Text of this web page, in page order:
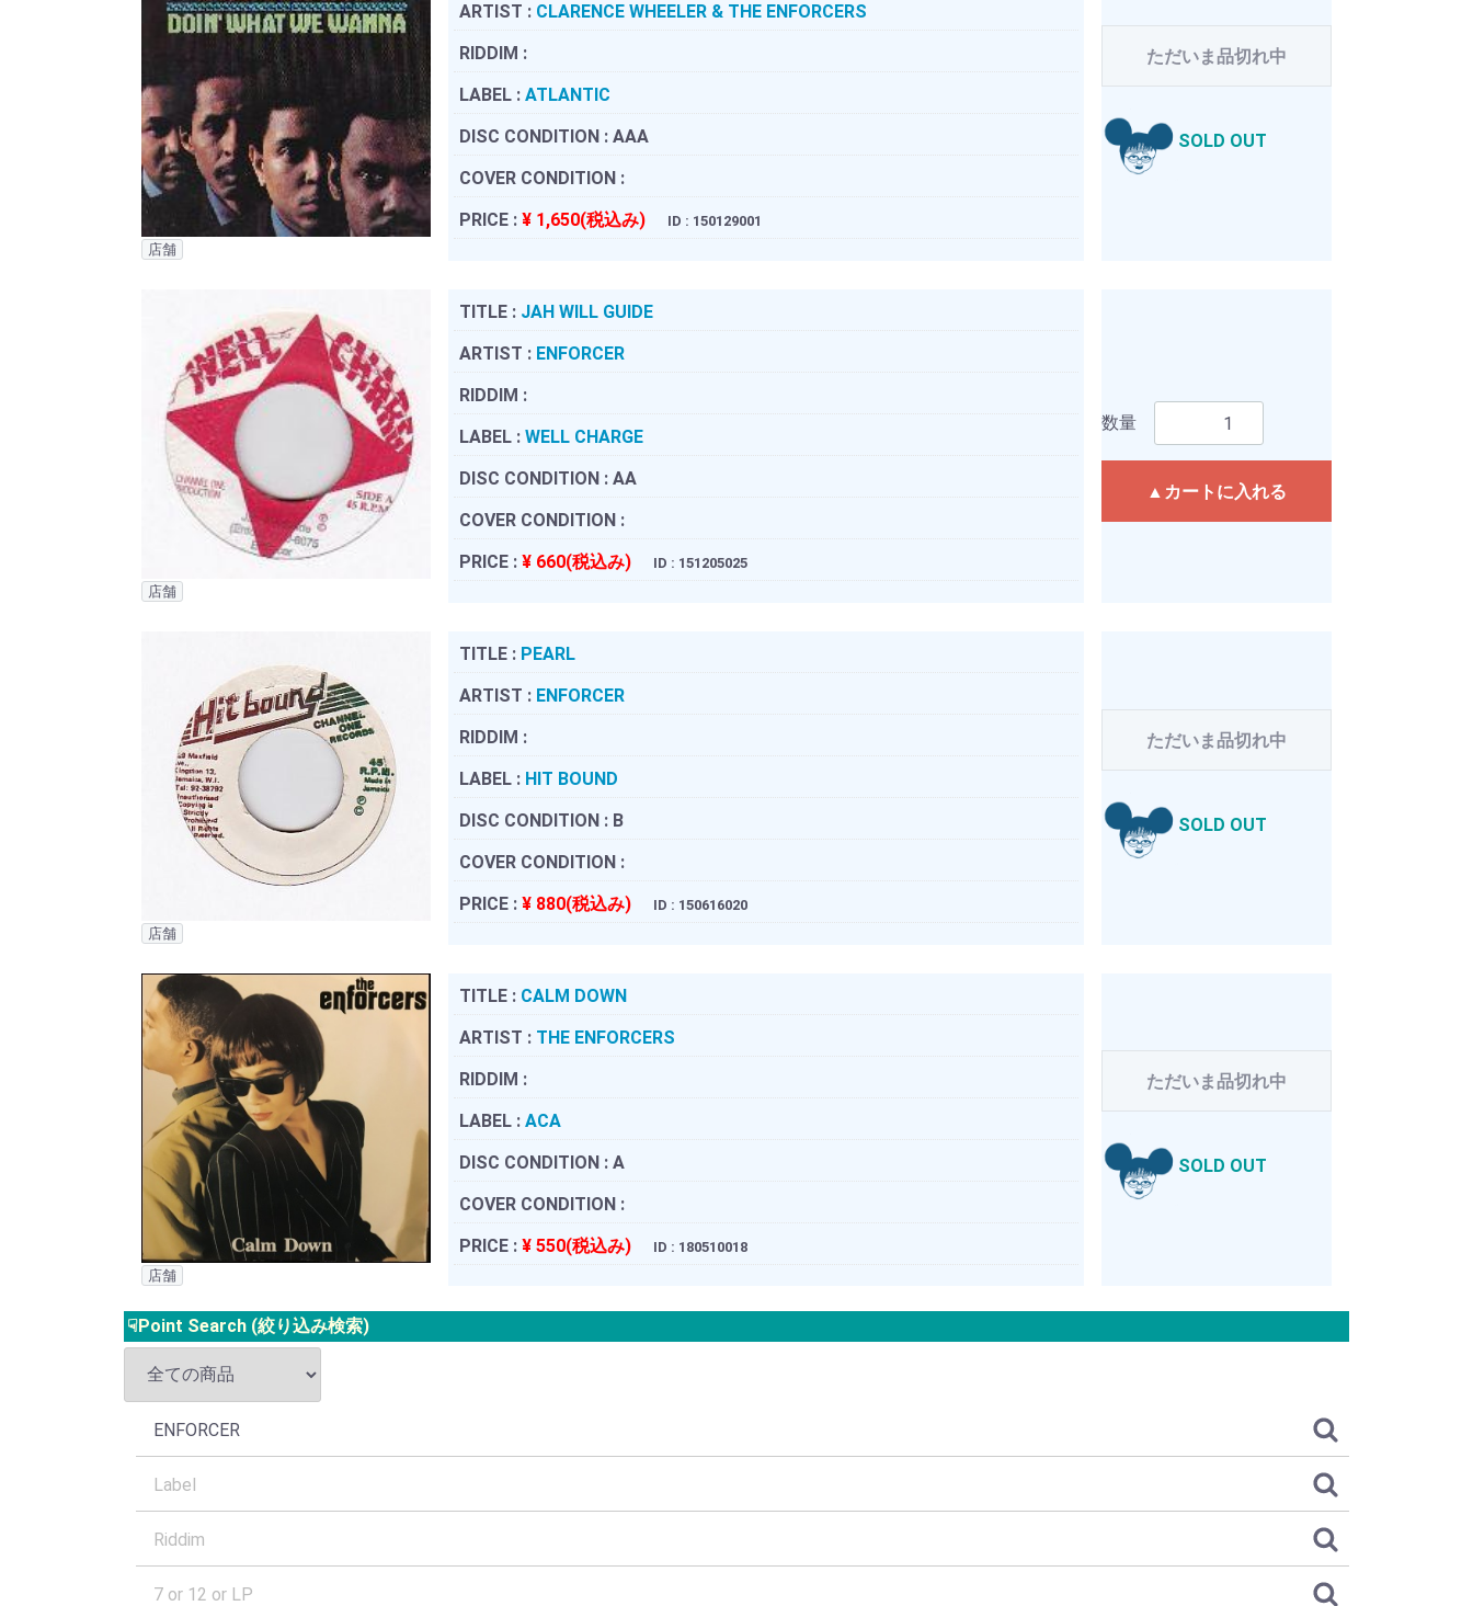
店舗
ARTIST : CLARENCE WHEELER & THE ENFORCERS
RIDDIM :
LABEL : ATLANTIC
DISC CONDITION : AAA
COVER CONDITION :
PRICE : ¥ 1,650(税込み) ID : 150129001
ただいま品切れ中
SOLD OUT
店舗
TITLE : JAH WILL GUIDE
ARTIST : ENFORCER
RIDDIM :
LABEL : WELL CHARGE
DISC CONDITION : AA
COVER CONDITION :
PRICE : ¥ 660(税込み) ID : 151205025
数量
▲カートに入れる
店舗
TITLE : PEARL
ARTIST : ENFORCER
RIDDIM :
LABEL : HIT BOUND
DISC CONDITION : B
COVER CONDITION :
PRICE : ¥ 880(税込み) ID : 150616020
ただいま品切れ中
SOLD OUT
店舗
TITLE : CALM DOWN
ARTIST : THE ENFORCERS
RIDDIM :
LABEL : ACA
DISC CONDITION : A
COVER CONDITION :
PRICE : ¥ 550(税込み) ID : 180510018
ただいま品切れ中
SOLD OUT
☟Point Search (絞り込み検索)